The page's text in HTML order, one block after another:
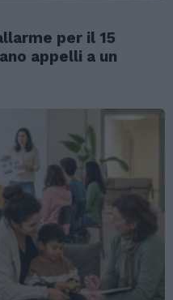
per il 15
appelli a un